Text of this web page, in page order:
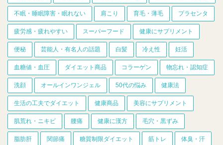
不眠・睡眠障害・眠れない 肩こり 育毛・薄毛 プラセンタ
疲労感・疲れやすい スーパーフード 健康にサプリメント
便秘 芸能人・有名人の話題 白髪 冷え性 妊活
血糖値・血圧 ダイエット商品 コラーゲン 物忘れ・認知症
洗顔 オールインワンジェル 50代の悩み 健康法
生活の工夫でダイエット 健康商品 美容にサプリメント
肌荒れ・ニキビ 腰痛 健康に漢方 毛穴・黒ずみ
脂肪肝 関節痛 糖質制限ダイエット 筋トレ 体臭・汗